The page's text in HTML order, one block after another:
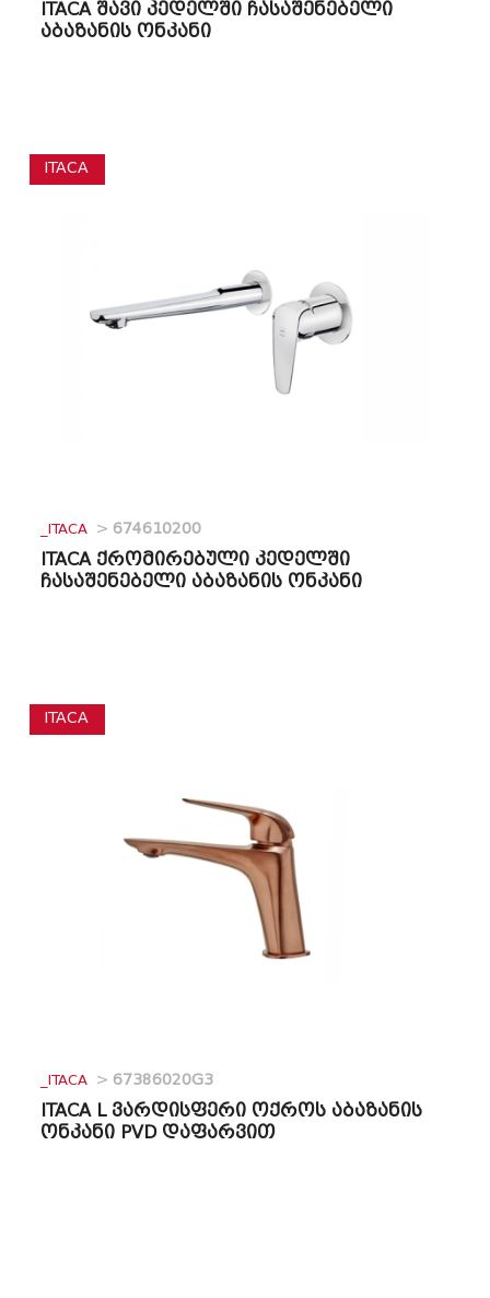
ITACA შავი კედელში ჩასაშენებელი
აბაზანის ონკანი
ITACA
_ITACA > 674610200
ITACA ქრომირებული კედელში
ჩასაშენებელი აბაზანის ონკანი
ITACA
_ITACA > 67386020G3
ITACA L ვარდისფერი ოქროს აბაზანის
ონკანი PVD დაფარვით